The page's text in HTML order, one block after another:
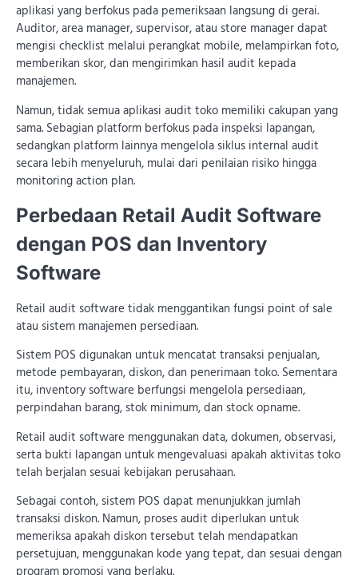
aplikasi yang berfokus pada pemeriksaan langsung di gerai.
Auditor, area manager, supervisor, atau store manager dapat
mengisi checklist melalui perangkat mobile, melampirkan foto,
memberikan skor, dan mengirimkan hasil audit kepada
manajemen.
Namun, tidak semua aplikasi audit toko memiliki cakupan yang
sama. Sebagian platform berfokus pada inspeksi lapangan,
sedangkan platform lainnya mengelola siklus internal audit
secara lebih menyeluruh, mulai dari penilaian risiko hingga
monitoring action plan.
Perbedaan Retail Audit Software
dengan POS dan Inventory
Software
Retail audit software tidak menggantikan fungsi point of sale
atau sistem manajemen persediaan.
Sistem POS digunakan untuk mencatat transaksi penjualan,
metode pembayaran, diskon, dan penerimaan toko. Sementara
itu, inventory software berfungsi mengelola persediaan,
perpindahan barang, stok minimum, dan stock opname.
Retail audit software menggunakan data, dokumen, observasi,
serta bukti lapangan untuk mengevaluasi apakah aktivitas toko
telah berjalan sesuai kebijakan perusahaan.
Sebagai contoh, sistem POS dapat menunjukkan jumlah
transaksi diskon. Namun, proses audit diperlukan untuk
memeriksa apakah diskon tersebut telah mendapatkan
persetujuan, menggunakan kode yang tepat, dan sesuai dengan
program promosi yang berlaku.